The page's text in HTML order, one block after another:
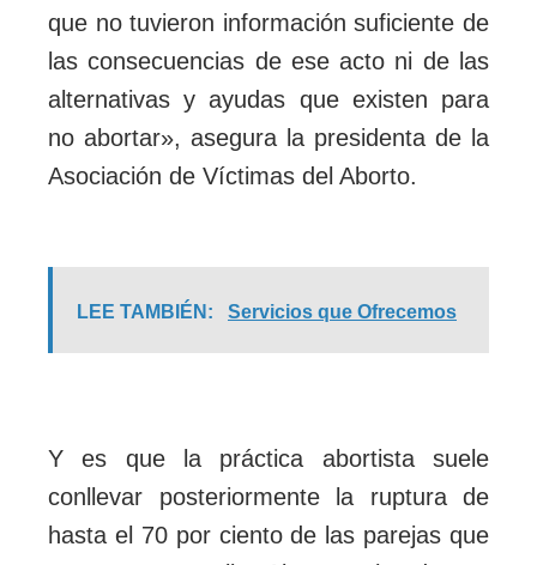
que no tuvieron información suficiente de
las consecuencias de ese acto ni de las
alternativas y ayudas que existen para
no abortar», asegura la presidenta de la
Asociación de Víctimas del Aborto.
LEE TAMBIÉN: Servicios que Ofrecemos
Y es que la práctica abortista suele
conllevar posteriormente la ruptura de
hasta el 70 por ciento de las parejas que